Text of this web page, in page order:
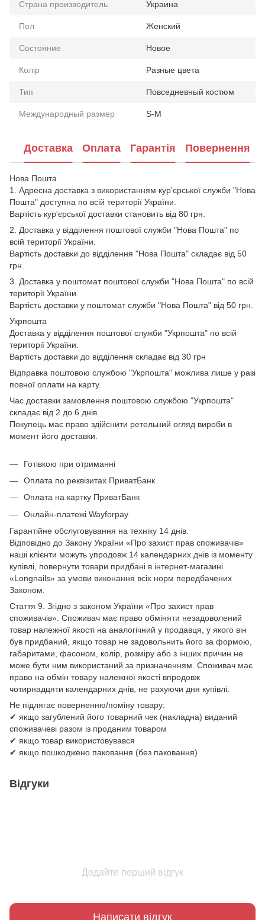
Страна производитель Украина
Пол Женский
Состояние Новое
Колір Разные цвета
Тип Повседневный костюм
Международный размер S-M
Доставка Оплата Гарантія Повернення
Нова Пошта
1. Адресна доставка з використанням кур'єрської служби "Нова
Пошта" доступна по всій території України.
Вартість кур'єрської доставки становить від 80 грн.
2. Доставка у відділення поштової служби "Нова Пошта" по
всій території України.
Вартість доставки до відділення "Нова Пошта" складає від 50
грн.
3. Доставка у поштомат поштової служби "Нова Пошта" по всій
території України.
Вартість доставки у поштомат служби "Нова Пошта" від 50 грн.
Укрпошта
Доставка у відділення поштової служби "Укрпошта" по всій
території України.
Вартість доставки до відділення складає від 30 грн
Відправка поштовою службою "Укрпошта" можлива лише у разі
повної оплати на карту.
Час доставки замовлення поштовою службою "Укрпошта"
складає від 2 до 6 днів.
Покупець має право здійснити ретельний огляд вироби в
момент його доставки.
Готівкою при отриманні
Оплата по реквізитах ПриватБанк
Оплата на картку ПриватБанк
Онлайн-платежі Wayforpay
Гарантійне обслуговування на техніку 14 днів.
Відповідно до Закону України «Про захист прав споживачів»
наші клієнти можуть упродовж 14 календарних днів із моменту
купівлі, повернути товари придбані в інтернет-магазині
«Longnails» за умови виконання всіх норм передбачених
Законом.
Стаття 9. Згідно з законом України «Про захист прав
споживачів»: Споживач має право обміняти незадоволений
товар належної якості на аналогічний у продавця, у якого він
був придбаний, якщо товар не задовольнить його за формою,
габаритами, фасоном, колір, розміру або з інших причин не
може бути ним використаний за призначенням. Споживач має
право на обмін товару належної якості впродовж
чотирнадцяти календарних днів, не рахуючи дня купівлі.
Не підлягає поверненню/поміну товару:
✔ якщо загублений його товарний чек (накладна) виданий
споживачеві разом із проданим товаром
✔ якщо товар використовувався
✔ якщо пошкоджено паковання (без паковання)
Відгуки
Додайте перший відгук
Написати відгук